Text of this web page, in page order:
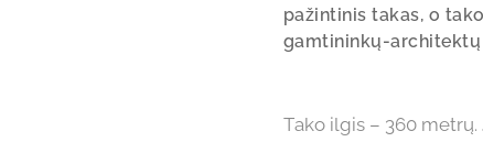
pažintinis takas, o
gamtininkų-architektų
Tako ilgis – 360